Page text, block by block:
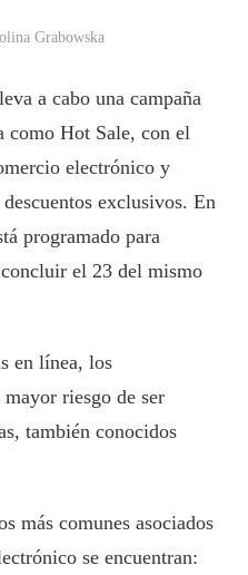
Grabowska
a cabo una campaña
como Hot Sale, con el
electrónico y
exclusivos. En
programado para
el 23 del mismo
en línea, los
riesgo de ser
también conocidos
más comunes asociados
se encuentran: